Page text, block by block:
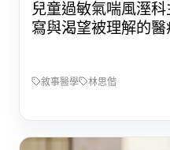
兒童過敏氣喘風溼
寫與渴望被理解的醫
敘事醫學 林思偕